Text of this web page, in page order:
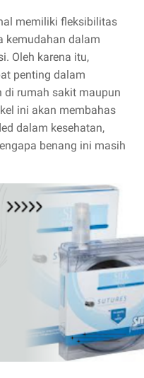
memiliki fleksibilitas
kemudahan dalam
Oleh karena itu,
penting dalam
di rumah sakit maupun
ini akan membahas
dalam kesehatan,
benang ini masih